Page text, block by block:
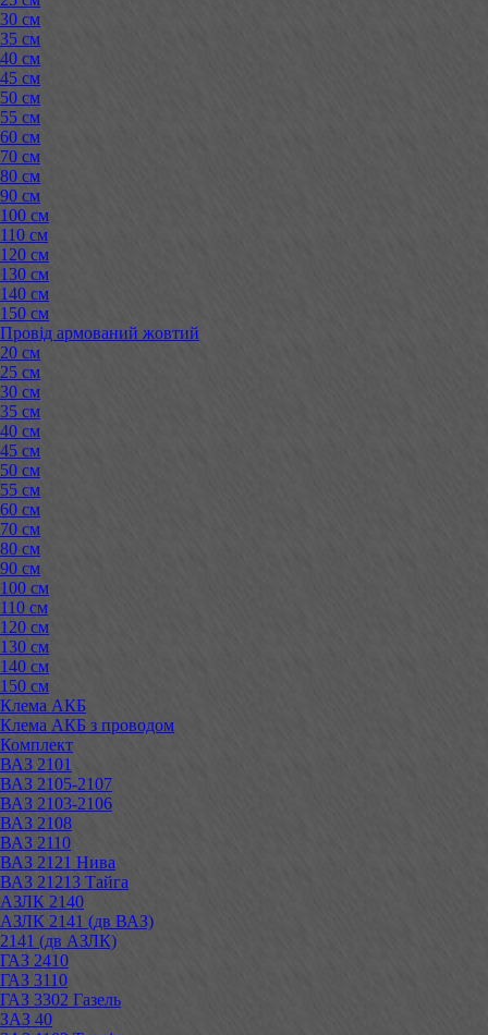
30 см
35 см
40 см
45 см
50 см
55 см
60 см
70 см
80 см
90 см
100 см
110 см
120 см
130 см
140 см
150 см
Провід армований жовтий
20 см
25 см
30 см
35 см
40 см
45 см
50 см
55 см
60 см
70 см
80 см
90 см
100 см
110 см
120 см
130 см
140 см
150 см
Клема АКБ
Клема АКБ з проводом
Комплект
ВАЗ 2101
ВАЗ 2105-2107
ВАЗ 2103-2106
ВАЗ 2108
ВАЗ 2110
ВАЗ 2121 Нива
ВАЗ 21213 Тайга
АЗЛК 2140
АЗЛК 2141 (дв ВАЗ)
2141 (дв АЗЛК)
ГАЗ 2410
ГАЗ 3110
ГАЗ 3302 Газель
ЗАЗ 40